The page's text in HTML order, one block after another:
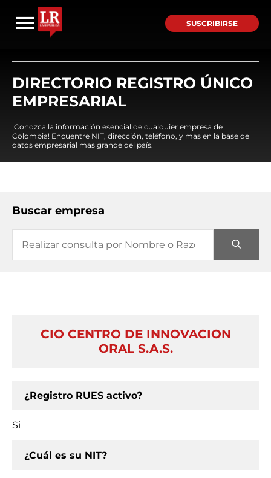
SUSCRIBIRSE
DIRECTORIO REGISTRO ÚNICO
EMPRESARIAL
¡Conozca la información esencial de cualquier empresa de
Colombia! Encuentre NIT, dirección, teléfono, y mas en la base de
datos empresarial mas grande del país.
Buscar empresa
CIO CENTRO DE INNOVACION
ORAL S.A.S.
¿Registro RUES activo?
Si
¿Cuál es su NIT?